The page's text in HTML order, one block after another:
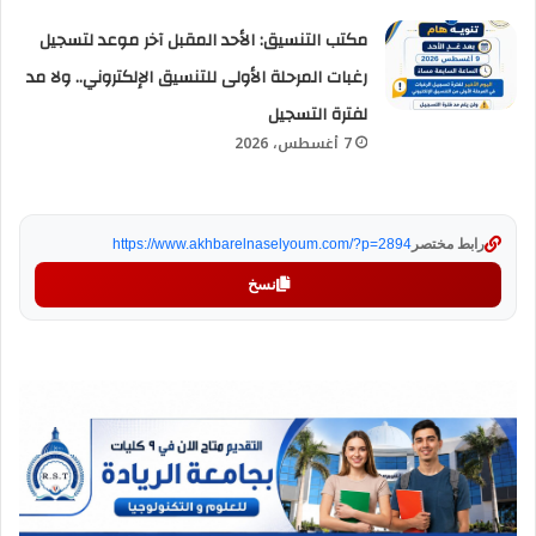
مكتب التنسيق: الأحد المقبل آخر موعد لتسجيل
رغبات المرحلة الأولى للتنسيق الإلكتروني.. ولا مد
لفترة التسجيل
7 أغسطس، 2026
رابط مختصر https://www.akhbarelnaselyoum.com/?p=2894
نسخ